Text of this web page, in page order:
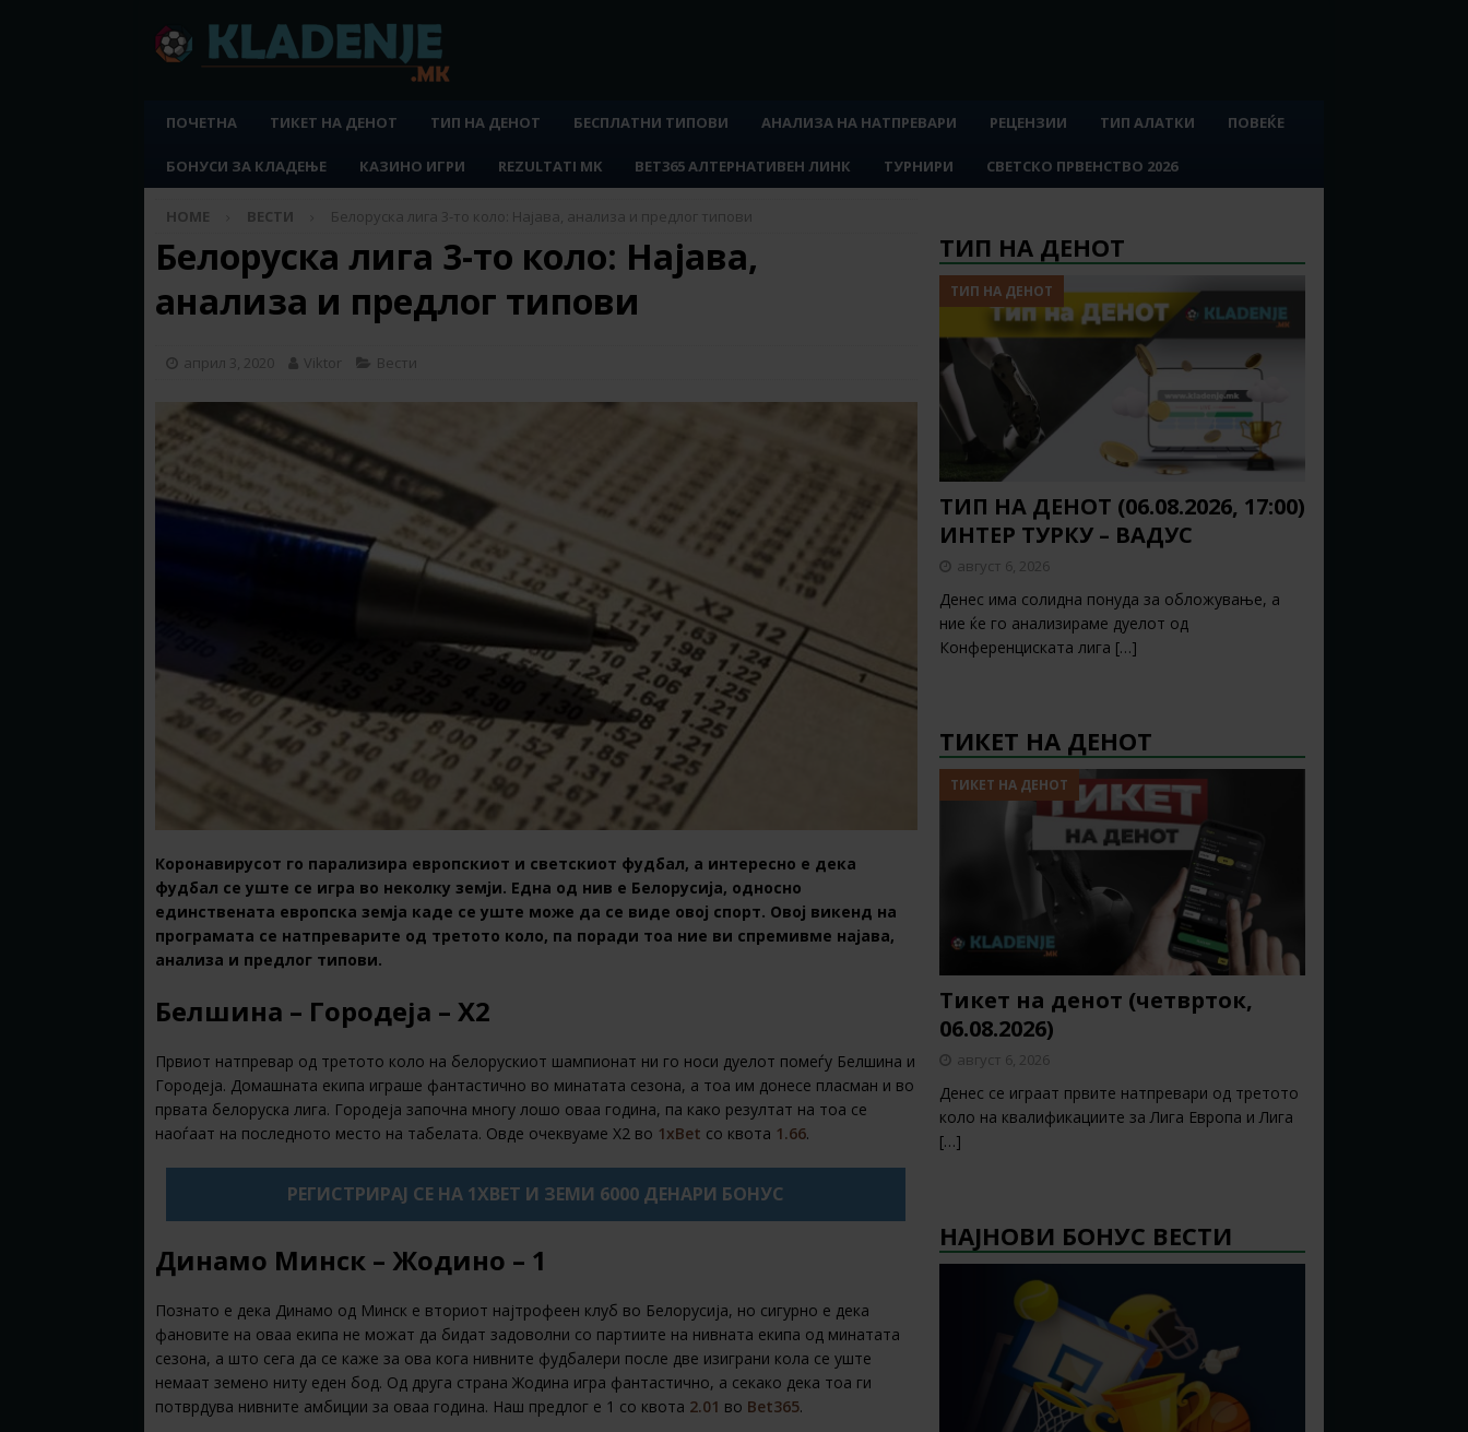
ПОЧЕТНА ТИКЕТ НА ДЕНОТ ТИП НА ДЕНОТ БЕСПЛАТНИ ТИПОВИ АНАЛИЗА НА НАТПРЕВАРИ РЕЦЕНЗИИ ТИП АЛАТКИ ПОВЕЌЕ
БОНУСИ ЗА КЛАДЕЊЕ КАЗИНО ИГРИ REZULTATI MK BET365 АЛТЕРНАТИВЕН ЛИНК ТУРНИРИ СВЕТСКО ПРВЕНСТВО 2026
HOME ВЕСТИ Белоруска лига 3-то коло: Најава, анализа и предлог типови
Белоруска лига 3-то коло: Најава,
анализа и предлог типови
април 3, 2020 Viktor Вести
Коронавирусот го парализира европскиот и светскиот фудбал, а интересно е дека
фудбал се уште се игра во неколку земји. Една од нив е Белорусија, односно
единствената европска земја каде се уште може да се виде овој спорт. Овој викенд на
програмата се натпреварите од третото коло, па поради тоа ние ви спремивме најава,
анализа и предлог типови.
Белшина – Городеја – Х2
Првиот натпревар од третото коло на белорускиот шампионат ни го носи дуелот помеѓу Белшина и
Городеја. Домашната екипа играше фантастично во минатата сезона, а тоа им донесе пласман и во
првата белоруска лига. Городеја започна многу лошо оваа година, па како резултат на тоа се
наоѓаат на последното место на табелата. Овде очеквуаме Х2 во 1xBet со квота 1.66.
РЕГИСТРИРАЈ СЕ НА 1XBET И ЗЕМИ 6000 ДЕНАРИ БОНУС
Динамо Минск – Жодино – 1
Познато е дека Динамо од Минск е вториот најтрофеен клуб во Белорусија, но сигурно е дека
фановите на оваа екипа не можат да бидат задоволни со партиите на нивната екипа од минатата
сезона, а што сега да се каже за ова кога нивните фудбалери после две изиграни кола се уште
немаат земено ниту еден бод. Од друга страна Жодина игра фантастично, а секако дека тоа ги
потврдува нивните амбиции за оваа година. Наш предлог е 1 со квота 2.01 во Bet365.
ТИП НА ДЕНОТ
ТИП НА ДЕНОТ
ТИП НА ДЕНОТ (06.08.2026, 17:00)
ИНТЕР ТУРКУ – ВАДУС
август 6, 2026
Денес има солидна понуда за обложување, а
ние ќе го анализираме дуелот од
Конференциската лига […]
ТИКЕТ НА ДЕНОТ
ТИКЕТ НА ДЕНОТ
Тикет на денот (четврток,
06.08.2026)
август 6, 2026
Денес се играат првите натпревари од третото
коло на квалификациите за Лига Европа и Лига
[…]
НАЈНОВИ БОНУС ВЕСТИ